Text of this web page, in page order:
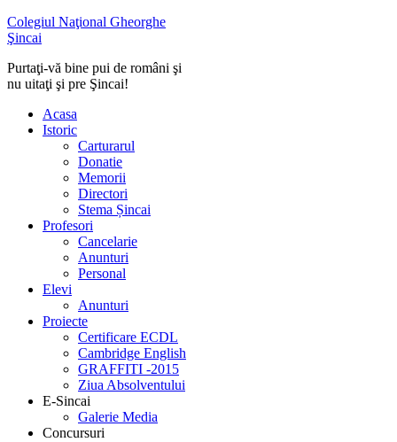
Colegiul Naţional Gheorghe
Şincai
Purtaţi-vă bine pui de români şi
nu uitaţi şi pre Şincai!
Acasa
Istoric
Carturarul
Donatie
Memorii
Directori
Stema Șincai
Profesori
Cancelarie
Anunturi
Personal
Elevi
Anunturi
Proiecte
Certificare ECDL
Cambridge English
GRAFFITI -2015
Ziua Absolventului
E-Sincai
Galerie Media
Concursuri